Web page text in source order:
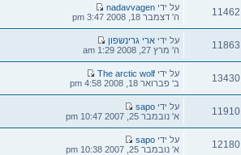
11462
הודעה
אחרונה
על ידי nadavvagen
ה' דצמבר 18, 2008 3:47 pm
11863
הודעה
אחרונה
על ידי ארי גרינשפון
ה' מרץ 27, 2008 1:29 am
13430
הודעה
אחרונה
על ידי The arctic wolf
ב' פברואר 18, 2008 4:58 pm
11910
הודעה
אחרונה
על ידי sapo
א' נובמבר 25, 2007 10:47 pm
12180
הודעה
אחרונה
על ידי sapo
א' נובמבר 25, 2007 10:38 pm